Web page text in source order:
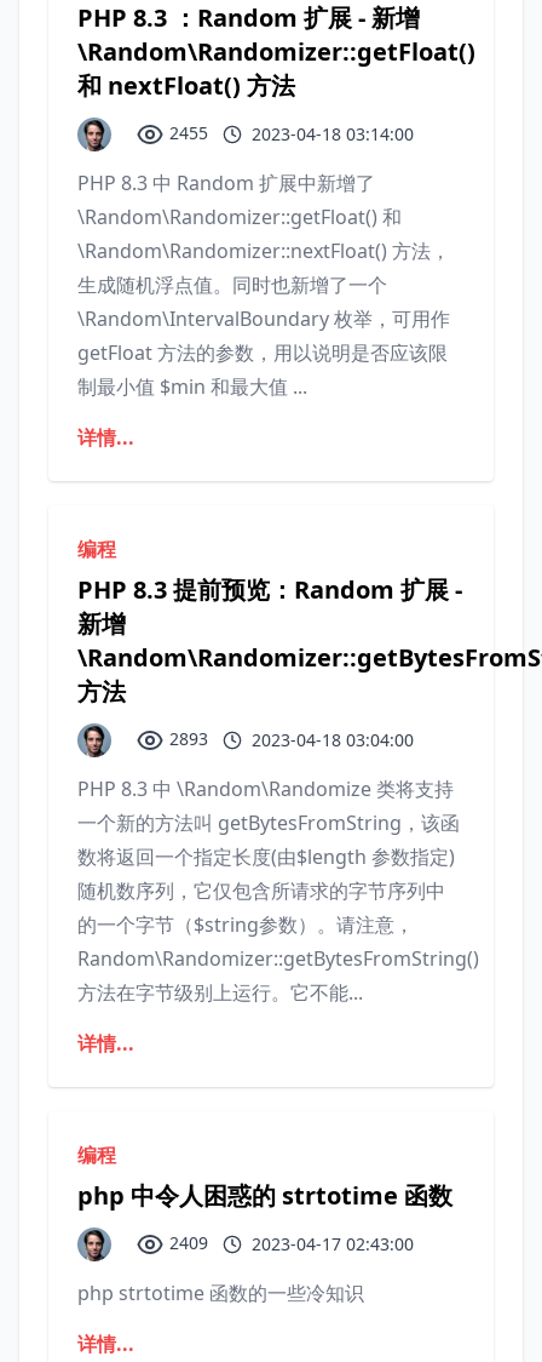
PHP 8.3 ：Random 扩展 - 新增
\Random\Randomizer::getFloat()
和 nextFloat() 方法
2455 2023-04-18 03:14:00
PHP 8.3 中 Random 扩展中新增了
\Random\Randomizer::getFloat() 和
\Random\Randomizer::nextFloat() 方法，
生成随机浮点值。同时也新增了一个
\Random\IntervalBoundary 枚举，可用作
getFloat 方法的参数，用以说明是否应该限
制最小值 $min 和最大值 ...
详情...
编程
PHP 8.3 提前预览：Random 扩展 -
新增
方法
2893 2023-04-18 03:04:00
PHP 8.3 中 \Random\Randomize 类将支持
一个新的方法叫 getBytesFromString，该函
数将返回一个指定长度(由$length 参数指定)
随机数序列，它仅包含所请求的字节序列中
的一个字节（$string参数）。请注意，
Random\Randomizer::getBytesFromString()
方法在字节级别上运行。它不能...
详情...
编程
php 中令人困惑的 strtotime 函数
2409 2023-04-17 02:43:00
php strtotime 函数的一些冷知识
详情...